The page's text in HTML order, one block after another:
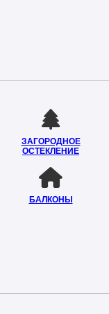
ЗАГОРОДНОЕ
ОСТЕКЛЕНИЕ
БАЛКОНЫ